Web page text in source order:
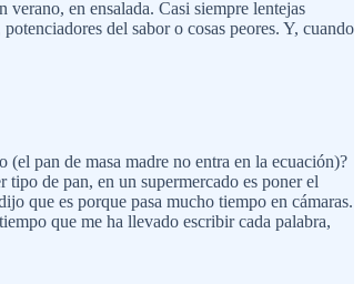
verano, en ensalada. Casi siempre lentejas
del sabor o cosas peores. Y, cuando
pan de masa madre no entra en la ecuación)?
de pan, en un supermercado es poner el
que es porque pasa mucho tiempo en cámaras.
que me ha llevado escribir cada palabra,